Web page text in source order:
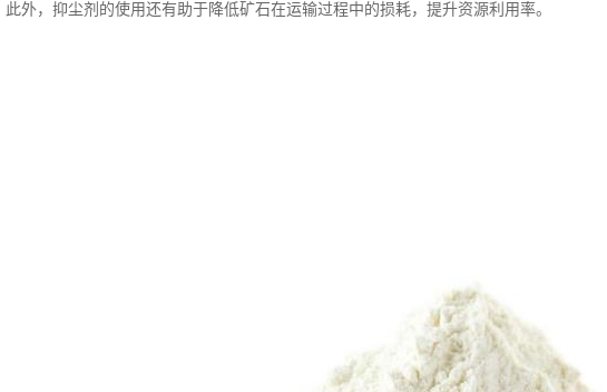
此外，抑尘剂的使用还有助于降低矿石在运输过程中的损耗，提升资源利用率。